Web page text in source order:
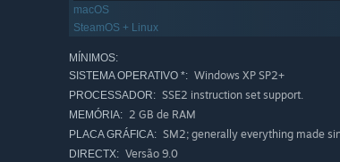
macOS
SteamOS + Linux
MÍNIMOS:
SISTEMA OPERATIVO *: Windows XP SP2+
PROCESSADOR: SSE2 instruction set support.
MEMÓRIA: 2 GB de RAM
PLACA GRÁFICA: SM2; generally everything made
DIRECTX: Versão 9.0